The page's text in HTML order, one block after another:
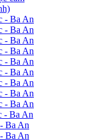
- Ba An
- Ba An
- Ba An
- Ba An
- Ba An
- Ba An
- Ba An
- Ba An
- Ba An
- Ba An
Ba An
Ba An